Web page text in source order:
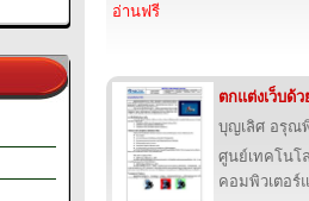
อ่านฟรี
ตกแต่งเว็บด้
บุญเลิศ อรุณ
ศูนย์เทคโนโ
คอมพิวเตอร์